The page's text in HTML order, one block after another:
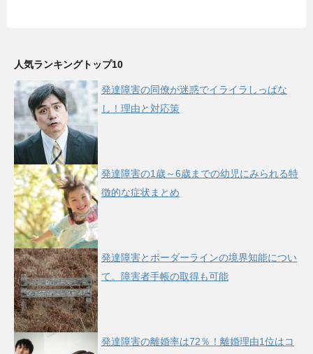
人気ランキングトップ10
発達障害の同僚が迷惑でイライラしっぱな
し！理由と対応策
発達障害の1歳～6歳までの幼児にみられる特
徴的な症状まとめ
発達障害とボーダーラインの境界知能につい
て。障害者手帳の取得も可能
発達障害の離婚率は72％！離婚理由1位はコ